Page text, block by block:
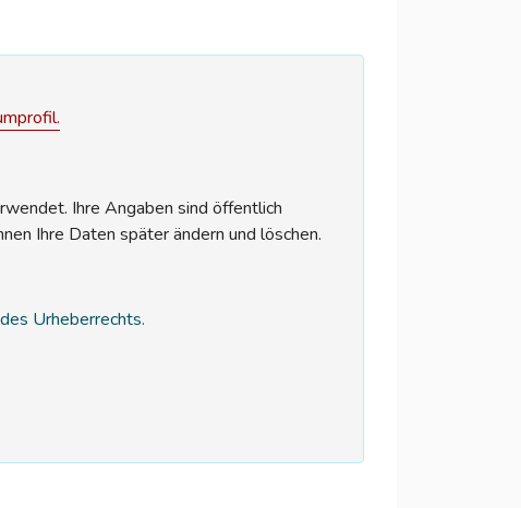
Ihre Angaben sind öffentlich
Ihre Daten später ändern und löschen.
Urheberrechts.